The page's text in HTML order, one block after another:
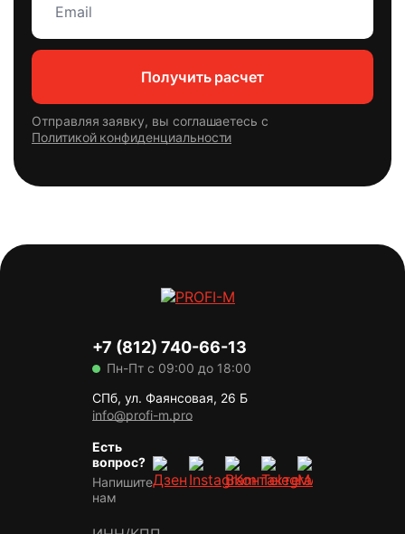
Получить расчет
Отправляя заявку, вы соглашаетесь с
Политикой конфиденциальности
+7 (812) 740-66-13
Пн-Пт с 09:00 до 18:00
СПб, ул. Фаянсовая, 26 Б
info@profi-m.pro
Есть
вопрос?
Напишите
нам